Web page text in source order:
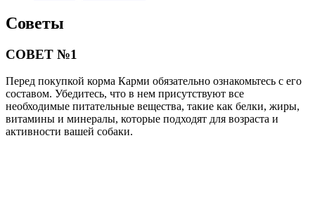
Советы
СОВЕТ №1
Перед покупкой корма Карми обязательно ознакомьтесь с его
составом. Убедитесь, что в нем присутствуют все
необходимые питательные вещества, такие как белки, жиры,
витамины и минералы, которые подходят для возраста и
активности вашей собаки.